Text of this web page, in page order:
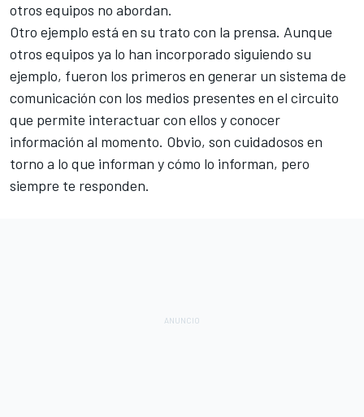
otros equipos no abordan.
Otro ejemplo está en su trato con la prensa. Aunque
otros equipos ya lo han incorporado siguiendo su
ejemplo, fueron los primeros en generar un sistema de
comunicación con los medios presentes en el circuito
que permite interactuar con ellos y conocer
información al momento. Obvio, son cuidadosos en
torno a lo que informan y cómo lo informan, pero
siempre te responden.